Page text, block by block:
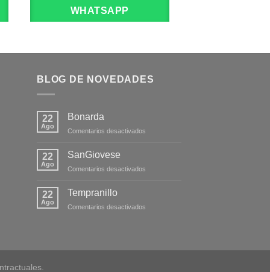
WHATSAPP
BLOG DE NOVEDADES
22
Ago
Bonarda
Comentarios desactivados
22
Ago
SanGiovese
Comentarios desactivados
22
Ago
Tempranillo
Comentarios desactivados